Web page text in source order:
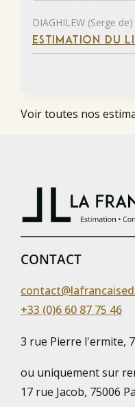
DIAGHILEW (Serge de)
ESTIMATION DU
Voir toutes nos
CONTACT
+33 (0)6 60 87 75 46
3 rue Pierre l'ermite,
ou uniquement sur
17 rue Jacob, 75006